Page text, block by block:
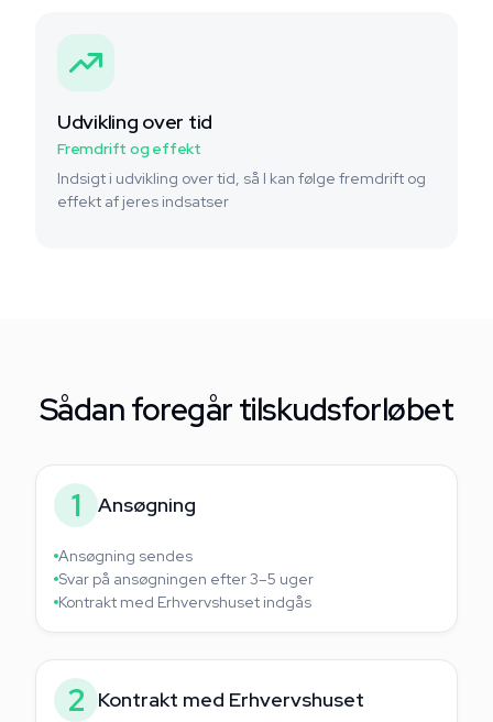
Udvikling over tid
Fremdrift og effekt
Indsigt i udvikling over tid, så I kan følge fremdrift og
effekt af jeres indsatser
Sådan foregår tilskudsforløbet
1 Ansøgning
Ansøgning sendes
Svar på ansøgningen efter 3–5 uger
Kontrakt med Erhvervshuset indgås
2 Kontrakt med Erhvervshuset